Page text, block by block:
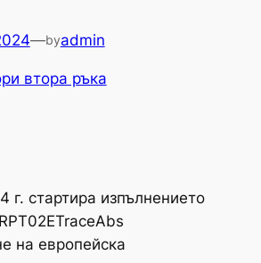
—byadmin
втора ръка
г. стартира изпълнението
на европейска